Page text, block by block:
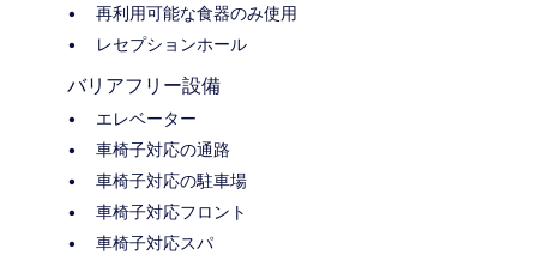
再利用可能な食器のみ使用
レセプションホール
バリアフリー設備
エレベーター
車椅子対応の通路
車椅子対応の駐車場
車椅子対応フロント
車椅子対応スパ